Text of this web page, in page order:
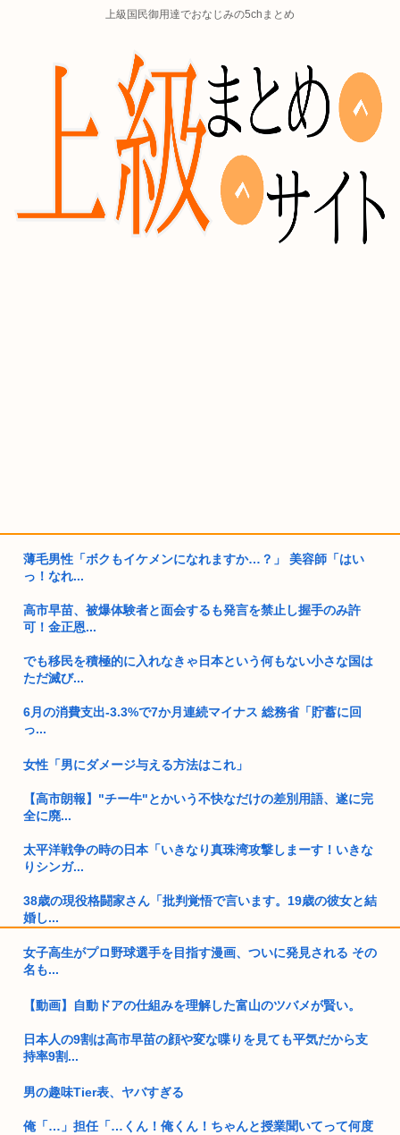
上級国民御用達でおなじみの5chまとめ
薄毛男性「ボクもイケメンになれますか…？」 美容師「はい
っ！なれ...
高市早苗、被爆体験者と面会するも発言を禁止し握手のみ許
可！金正恩...
でも移民を積極的に入れなきゃ日本という何もない小さな国は
ただ滅び...
6月の消費支出-3.3%で7か月連続マイナス 総務省「貯蓄に回
っ...
女性「男にダメージ与える方法はこれ」
【高市朗報】"チー牛"とかいう不快なだけの差別用語、遂に完
全に廃...
太平洋戦争の時の日本「いきなり真珠湾攻撃しまーす！いきな
りシンガ...
38歳の現役格闘家さん「批判覚悟で言います。19歳の彼女と結
婚し...
アスペ男性、絶望的にモテない
の美し...
弱男が愛用してそうなもの→空調服
さい」
【悲報動画】Claude、Z世代使用率ゼロパーセントを記録する
女子高生がプロ野球選手を目指す漫画、ついに発見される その
名も...
【動画】自動ドアの仕組みを理解した富山のツバメが賢い。
日本人の9割は高市早苗の顔や変な喋りを見ても平気だから支
持率9割...
男の趣味Tier表、ヤバすぎる
俺「…」担任「…くん！俺くん！ちゃんと授業聞いてって何度